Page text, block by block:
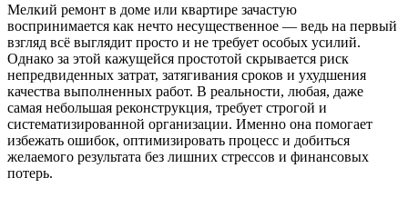
Мелкий ремонт в доме или квартире зачастую
воспринимается как нечто несущественное — ведь на первый
взгляд всё выглядит просто и не требует особых усилий.
Однако за этой кажущейся простотой скрывается риск
непредвиденных затрат, затягивания сроков и ухудшения
качества выполненных работ. В реальности, любая, даже
самая небольшая реконструкция, требует строгой и
систематизированной организации. Именно она помогает
избежать ошибок, оптимизировать процесс и добиться
желаемого результата без лишних стрессов и финансовых
потерь.